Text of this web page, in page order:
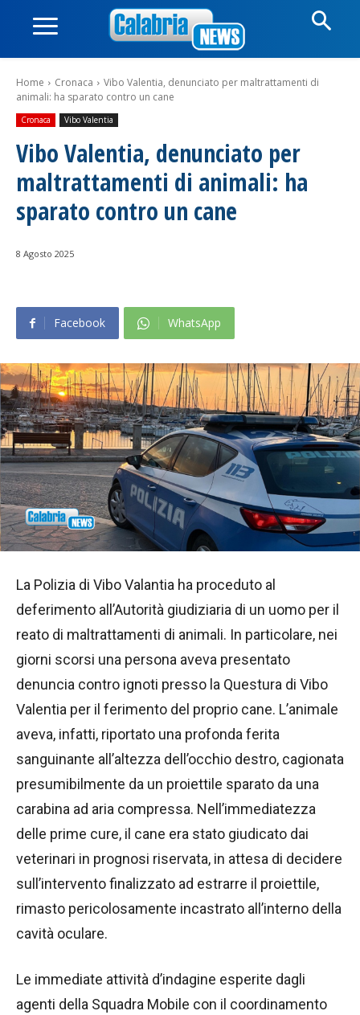
Home Cronaca
Vibo Valentia, denunciato per maltrattamenti di
animali: ha sparato contro un cane
Cronaca Vibo Valentia
Vibo Valentia, denunciato per
maltrattamenti di animali: ha
sparato contro un cane
8 Agosto 2025
Facebook WhatsApp
La Polizia di Vibo Valantia ha proceduto al
deferimento all’Autorità giudiziaria di un uomo per il
reato di maltrattamenti di animali. In particolare, nei
giorni scorsi una persona aveva presentato
denuncia contro ignoti presso la Questura di Vibo
Valentia per il ferimento del proprio cane. L’animale
aveva, infatti, riportato una profonda ferita
sanguinante all’altezza dell’occhio destro, cagionata
presumibilmente da un proiettile sparato da una
carabina ad aria compressa. Nell’immediatezza
delle prime cure, il cane era stato giudicato dai
veterinari in prognosi riservata, in attesa di decidere
sull’intervento finalizzato ad estrarre il proiettile,
rimasto pericolosamente incastrato all’interno della
cavità oculare.
Le immediate attività d’indagine esperite dagli
agenti della Squadra Mobile con il coordinamento